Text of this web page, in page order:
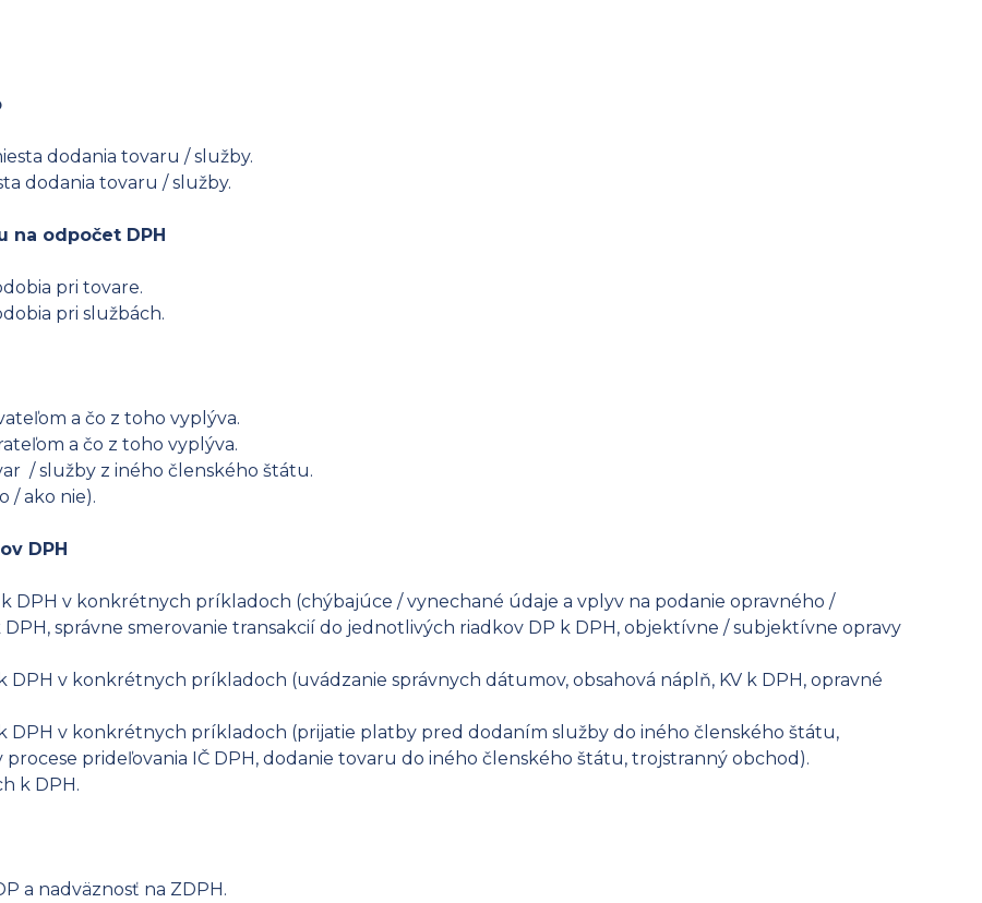
dodania tovaru / služby.
dodania tovaru / služby.
na odpočet DPH
pri tovare.
pri službách.
a čo z toho vyplýva.
a čo z toho vyplýva.
/ služby z iného členského štátu.
/ ako nie).
DPH
DPH v konkrétnych príkladoch (chýbajúce / vynechané údaje a vplyv na podanie opravného /
správne smerovanie transakcií do jednotlivých riadkov DP k DPH, objektívne / subjektívne opravy
DPH v konkrétnych príkladoch (uvádzanie správnych dátumov, obsahová náplň, KV k DPH, opravné
DPH v konkrétnych príkladoch (prijatie platby pred dodaním služby do iného členského štátu,
prideľovania IČ DPH, dodanie tovaru do iného členského štátu, trojstranný obchod).
k DPH.
a nadväznosť na ZDPH.